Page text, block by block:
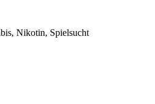
Nikotin, Spielsucht